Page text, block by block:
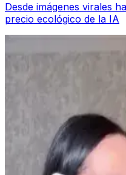
Desde imágenes virales
precio ecológico de la IA